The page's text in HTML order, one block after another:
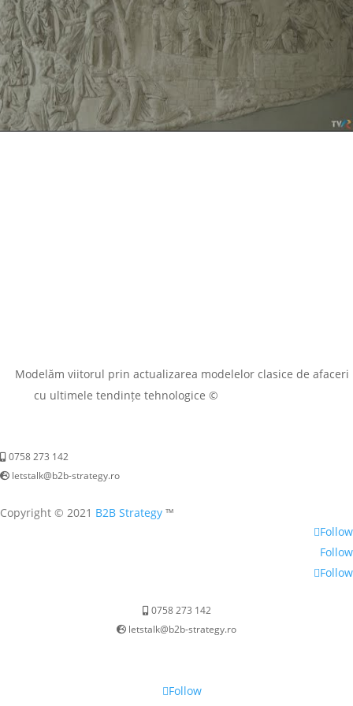
Modelăm viitorul prin actualizarea modelelor clasice de afaceri
cu ultimele tendințe tehnologice ©
0758 273 142
letstalk@b2b-strategy.ro
Copyright © 2021 B2B Strategy ™
Follow
Follow
Follow
0758 273 142
letstalk@b2b-strategy.ro
Follow